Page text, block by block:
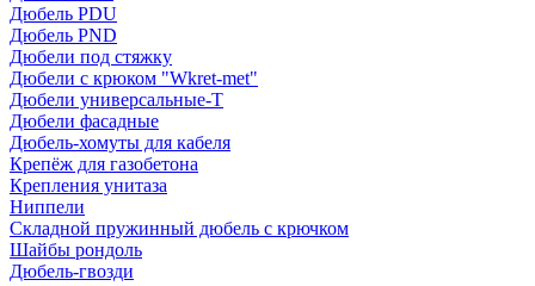
Дюбель PDU
Дюбель PND
Дюбели под стяжку
Дюбели с крюком "Wkret-met"
Дюбели универсальные-Т
Дюбели фасадные
Дюбель-хомуты для кабеля
Крепёж для газобетона
Крепления унитаза
Ниппели
Складной пружинный дюбель с крючком
Шайбы рондоль
Дюбель-гвозди